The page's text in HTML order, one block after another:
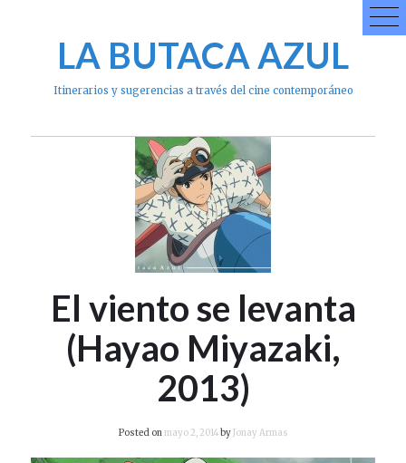
LA BUTACA AZUL
Itinerarios y sugerencias a través del cine contemporáneo
El viento se levanta
(Hayao Miyazaki,
2013)
Posted onmayo 2, 2014byJonay Armas